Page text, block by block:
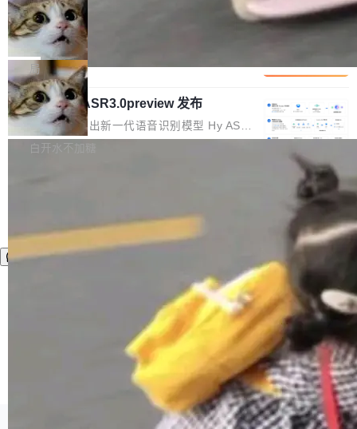
务逻辑等关键信息往往分散于数十乃至数百个文
件之中，形成高度复杂的知识关联网络。传统的
代码检索手段（如关键词匹配、目录遍历）仅能
在语法层面完成文本定位，难以触及代码的语义
内涵与结构关联，导致开发者使用代码智能体在
理解大规模代码仓时面临显著"代码仓理解"瓶
颈。 代码仓深度理解服务（以下简称" CodeBas
e深度理解服务"）是华为云码道（CodeA...
服务器空间，删光了公司AI游戏部门的全部核心
数据。 王某2024年1月入职东城区某科技公司AI
短剧部门，有互联网大厂背景。在公司内部架构
调整期间，部门三次通知全员将数据从A集群迁
移到B集群，王某都回复了"收到"。 他没有迁移
数据。2024年9月3日下午4点，他使用此前登录
的账号密码进入A集群，输入了一条被程序员圈
称为"删库跑路"的命令——最高管理员权限、无
Cloudflare 分享推理优化实践：KV ca
che 量化 + 权重压缩，吞吐量提升 4
1%，成本降 30%
Kimi 和 GLM 是当前最强的大模型系列之一，但
它们有一个共同的问题：太吃显存了。月之暗面
的 Kimi K 系列和智谱的 GLM 都是长上下文、M
oE 架构的大模型，好用到让人上瘾，但 GPU 显
存永远不够用。 Cloudflare 的 Workers AI 团队
一直在跑这些模型的推理。他们在官方博客上发
整性保护。效果是：吞吐量提升 41%，每 token
成本降低 30%，精度不变。 FP8 省的不仅是显
存 KV cache 是推理时最吃显...
局
腾讯混元 Hy ASR3.0preview 发布
腾讯混元正式推出新一代语音识别模型 Hy ASR
3.0preview。基于最新一代大语言模型 Hy3 的
让语音识别不再只是听清，而是真正听懂。通过
先理解你的语境和意图，再把准确的文字直接给
到你。从“逐字转写、单点优化”演进为“理解语
境、兼容场景、一键直出”。 Hy ASR 3.0 previe
w 不要求标准普通话，方言识别覆盖粤语、吴语
等 10 大方言片区和 20 余个二级小片区。在开
源评测集中，Hy ASR 3.0 preview 在多语种的
白开水不加糖
©OSCHINA(OSChina.NET) 京ICP备2025119063号